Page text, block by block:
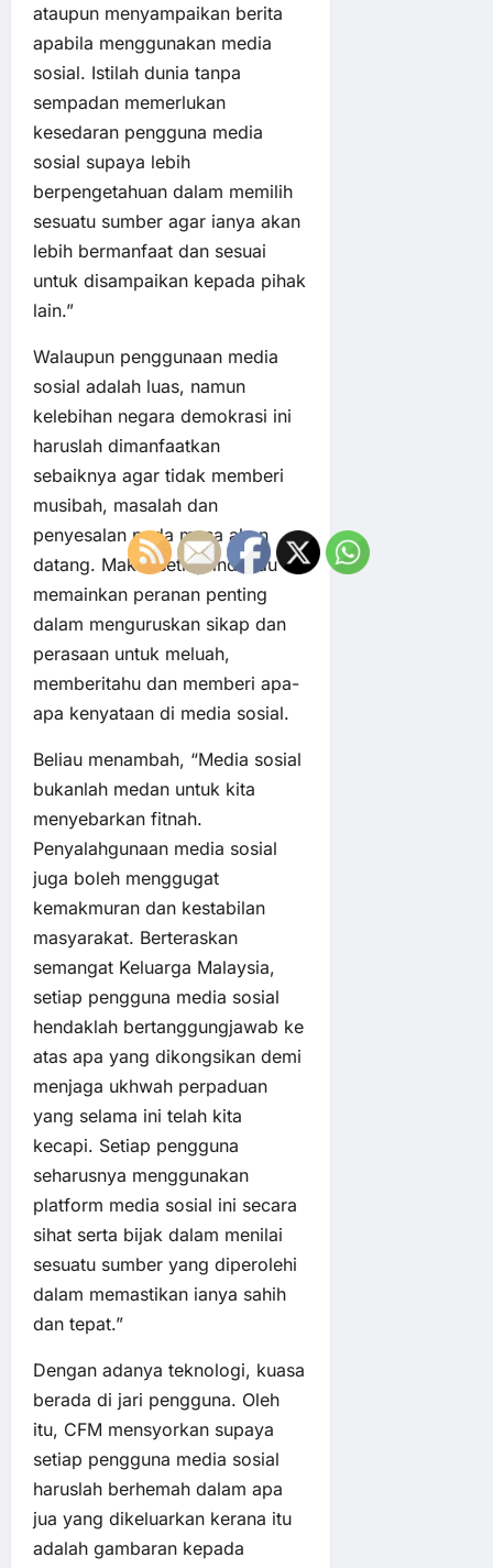
ataupun menyampaikan berita
apabila menggunakan media
sosial. Istilah dunia tanpa
sempadan memerlukan
kesedaran pengguna media
sosial supaya lebih
berpengetahuan dalam memilih
sesuatu sumber agar ianya akan
lebih bermanfaat dan sesuai
untuk disampaikan kepada pihak
lain.”
Walaupun penggunaan media
sosial adalah luas, namun
kelebihan negara demokrasi ini
haruslah dimanfaatkan
sebaiknya agar tidak memberi
musibah, masalah dan
penyesalan pada masa akan
datang. Maka, setiap individu
memainkan peranan penting
dalam menguruskan sikap dan
perasaan untuk meluah,
memberitahu dan memberi apa-
apa kenyataan di media sosial.
Beliau menambah, “Media sosial
bukanlah medan untuk kita
menyebarkan fitnah.
Penyalahgunaan media sosial
juga boleh menggugat
kemakmuran dan kestabilan
masyarakat. Berteraskan
semangat Keluarga Malaysia,
setiap pengguna media sosial
hendaklah bertanggungjawab ke
atas apa yang dikongsikan demi
menjaga ukhwah perpaduan
yang selama ini telah kita
kecapi. Setiap pengguna
seharusnya menggunakan
platform media sosial ini secara
sihat serta bijak dalam menilai
sesuatu sumber yang diperolehi
dalam memastikan ianya sahih
dan tepat.”
Dengan adanya teknologi, kuasa
berada di jari pengguna. Oleh
itu, CFM mensyorkan supaya
setiap pengguna media sosial
haruslah berhemah dalam apa
jua yang dikeluarkan kerana itu
adalah gambaran kepada